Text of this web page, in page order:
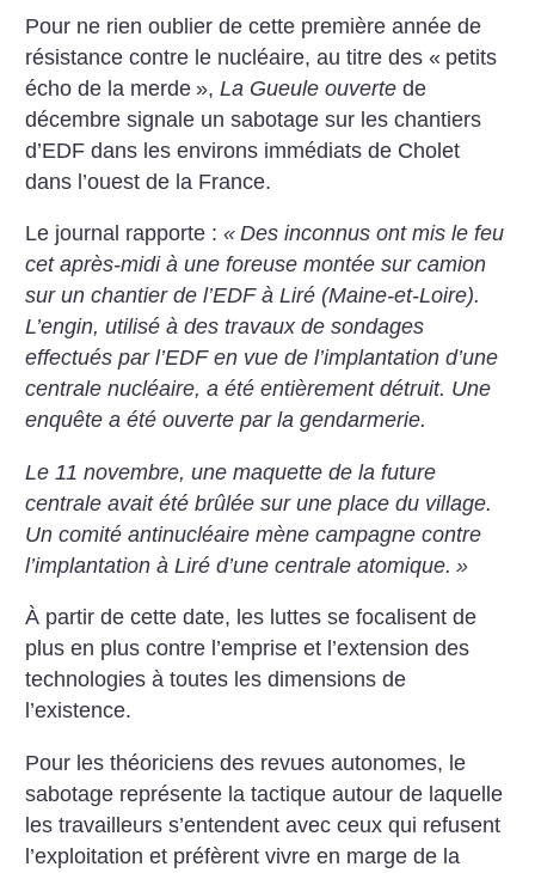
Pour ne rien oublier de cette première année de
résistance contre le nucléaire, au titre des « petits
écho de la merde »,La Gueule ouverte de
décembre signale un sabotage sur les chantiers
d’EDF dans les environs immédiats de Cholet
dans l’ouest de la France.
Le journal rapporte :« Des inconnus ont mis le feu
cet après-midi à une foreuse montée sur camion
sur un chantier de l’EDF à Liré (Maine-et-Loire).
L’engin, utilisé à des travaux de sondages
effectués par l’EDF en vue de l’implantation d’une
centrale nucléaire, a été entièrement détruit. Une
enquête a été ouverte par la gendarmerie.
Le 11 novembre, une maquette de la future
centrale avait été brûlée sur une place du village.
Un comité antinucléaire mène campagne contre
l’implantation à Liré d’une centrale atomique. »
À partir de cette date, les luttes se focalisent de
plus en plus contre l’emprise et l’extension des
technologies à toutes les dimensions de
l’existence.
Pour les théoriciens des revues autonomes, le
sabotage représente la tactique autour de laquelle
les travailleurs s’entendent avec ceux qui refusent
l’exploitation et préfèrent vivre en marge de la